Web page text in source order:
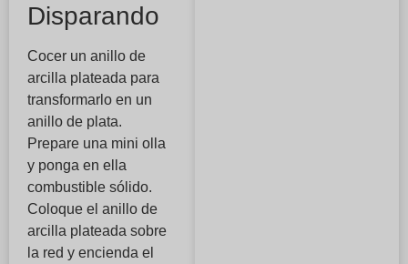
Disparando
Cocer un anillo de
arcilla plateada para
transformarlo en un
anillo de plata.
Prepare una mini olla
y ponga en ella
combustible sólido.
Coloque el anillo de
arcilla plateada sobre
la red y encienda el